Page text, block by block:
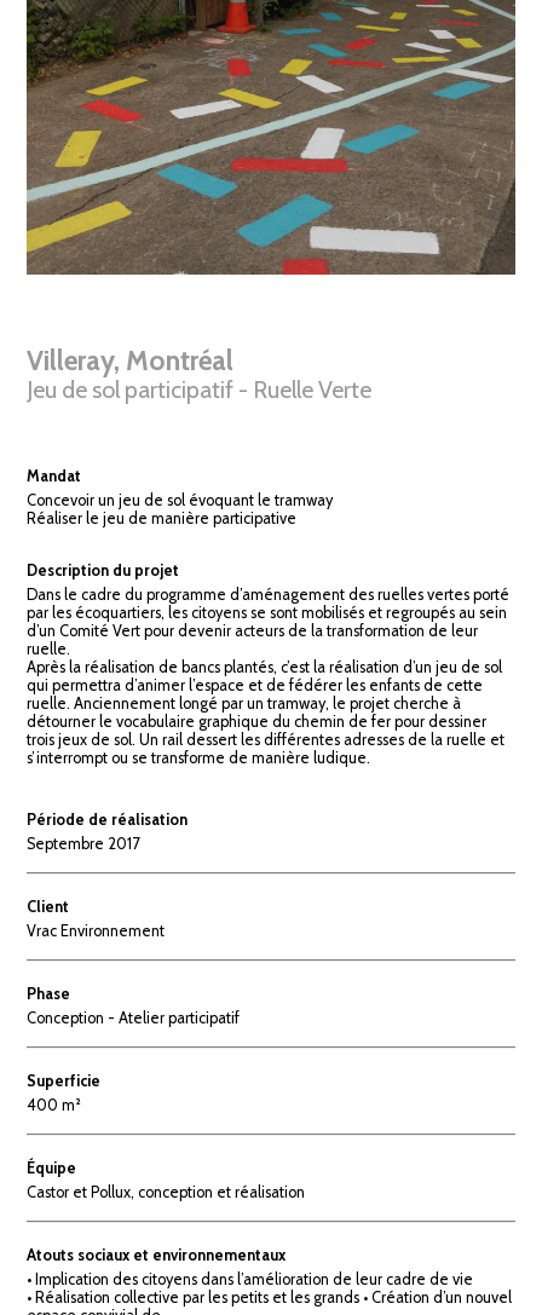
Villeray, Montréal
Jeu de sol participatif - Ruelle Verte
Mandat
Concevoir un jeu de sol évoquant le tramway
Réaliser le jeu de manière participative
Description du projet
Dans le cadre du programme d’aménagement des ruelles vertes porté
par les écoquartiers, les citoyens se sont mobilisés et regroupés au sein
d’un Comité Vert pour devenir acteurs de la transformation de leur
ruelle.
Après la réalisation de bancs plantés, c’est la réalisation d’un jeu de sol
qui permettra d’animer l’espace et de fédérer les enfants de cette
ruelle. Anciennement longé par un tramway, le projet cherche à
détourner le vocabulaire graphique du chemin de fer pour dessiner
trois jeux de sol. Un rail dessert les différentes adresses de la ruelle et
s’interrompt ou se transforme de manière ludique.
Période de réalisation
Septembre 2017
Client
Vrac Environnement
Phase
Conception - Atelier participatif
Superficie
400 m²
Équipe
Castor et Pollux, conception et réalisation
Atouts sociaux et environnementaux
• Implication des citoyens dans l’amélioration de leur cadre de vie
• Réalisation collective par les petits et les grands • Création d’un nouvel